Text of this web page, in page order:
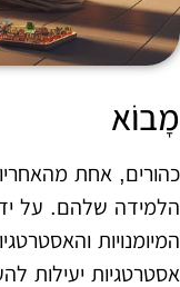
מָבוֹא
כהורים, אחת
הלמידה שלהם. על
המיומנויות
אסטרטגיות יעילות